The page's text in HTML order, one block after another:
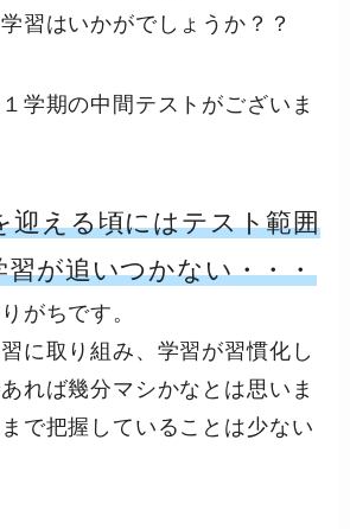
習はいかがでしょうか？？
学期の中間テストがございま
迎える頃にはテスト範囲
習が追いつかない・・・
がちです。
に取り組み、学習が習慣化し
れば幾分マシかなとは思いま
で把握していることは少ない